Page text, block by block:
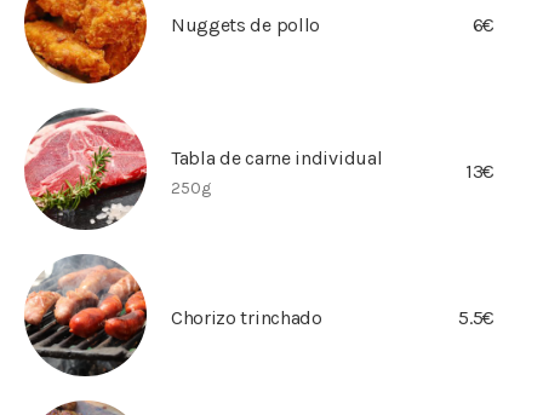
Nuggets de pollo 6€
Tabla de carne individual
250g
13€
Chorizo trinchado 5.5€